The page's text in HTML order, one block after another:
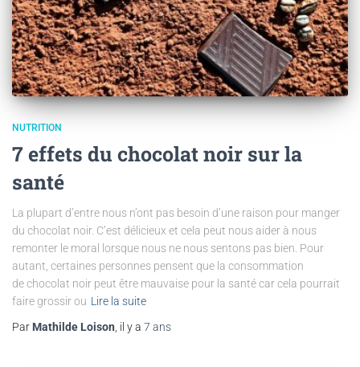
NUTRITION
7 effets du chocolat noir sur la
santé
La plupart d’entre nous n’ont pas besoin d’une raison pour manger
du chocolat noir. C’est délicieux et cela peut nous aider à nous
remonter le moral lorsque nous ne nous sentons pas bien. Pour
autant, certaines personnes pensent que la consommation
de chocolat noir peut être mauvaise pour la santé car cela pourrait
faire grossir ou Lire la suite
Par Mathilde Loison , il y a 7 ans